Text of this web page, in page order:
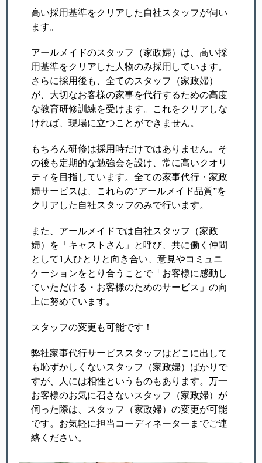
高い採用基準をクリアした自社スタッフが伺い
ます。
アールメイドのスタッフ（家政婦）は、高い採
用基準をクリアした人物のみ採用しています。
さらに採用後も、全てのスタッフ（家政婦）
が、大切なお客様の家事を代行するための高度
な教育研修訓練を受けます。これをクリアしな
ければ、現場に立つことができません。
もちろん研修は採用時だけではありません。そ
の後も定期的な勉強会を設け、常に高いクオリ
ティを目指しています。全ての家事代行・家政
婦サービスは、これらの“アールメイド品質”を
クリアした自社スタッフのみで行います。
また、アールメイドでは自社スタッフ（家政
婦）を「キャストさん」と呼び、共に働く仲間
として1人ひとりと向き合い、意見やコミュニ
ケーションをとり合うことで「お客様に感動し
ていただける・お客様のためのサービス」の向
上に努めています。
スタッフの変更も可能です！
弊社家事代行サービススタッフはどこに出して
も恥ずかしくないスタッフ（家政婦）ばかりで
すが、人には相性というものもあります。万一
お客様のお気に召さないスタッフ（家政婦）が
伺った際は、スタッフ（家政婦）の変更が可能
です。お気軽に担当コーディネーターまでご連
絡ください。